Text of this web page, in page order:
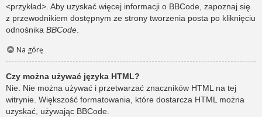
<przykład>. Aby uzyskać więcej informacji o BBCode, zapoznaj się
z przewodnikiem dostępnym ze strony tworzenia posta po kliknięciu
odnośnika BBCode
Na górę
Czy można używać języka HTML?
Nie. Nie można używać i przetwarzać znaczników HTML na tej
witrynie. Większość formatowania, które dostarcza HTML można
uzyskać, używając BBCode.